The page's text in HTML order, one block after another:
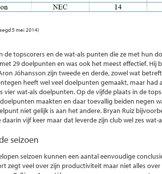
5 mei 2014)
de topscorers en de wat-als punten die ze met hun
29 doelpunten en was ook het meest effectief. Hij
Jóhansson zijn tweede en derde, zowel wat
heeft wel veel doelpunten gemaakt, maar had
vier wat-als doelpunten. Op de vijfde plaats in de
maakten en daar toevallig beiden negen
niet gelijk is aan het andere. Bryan Ruiz
daarin vijf keer maar dat leverde zijn club wel zes
seizoen
seizoen kunnen een aantal eenvoudige
zegt veel over zijn productiviteit maar niet alles